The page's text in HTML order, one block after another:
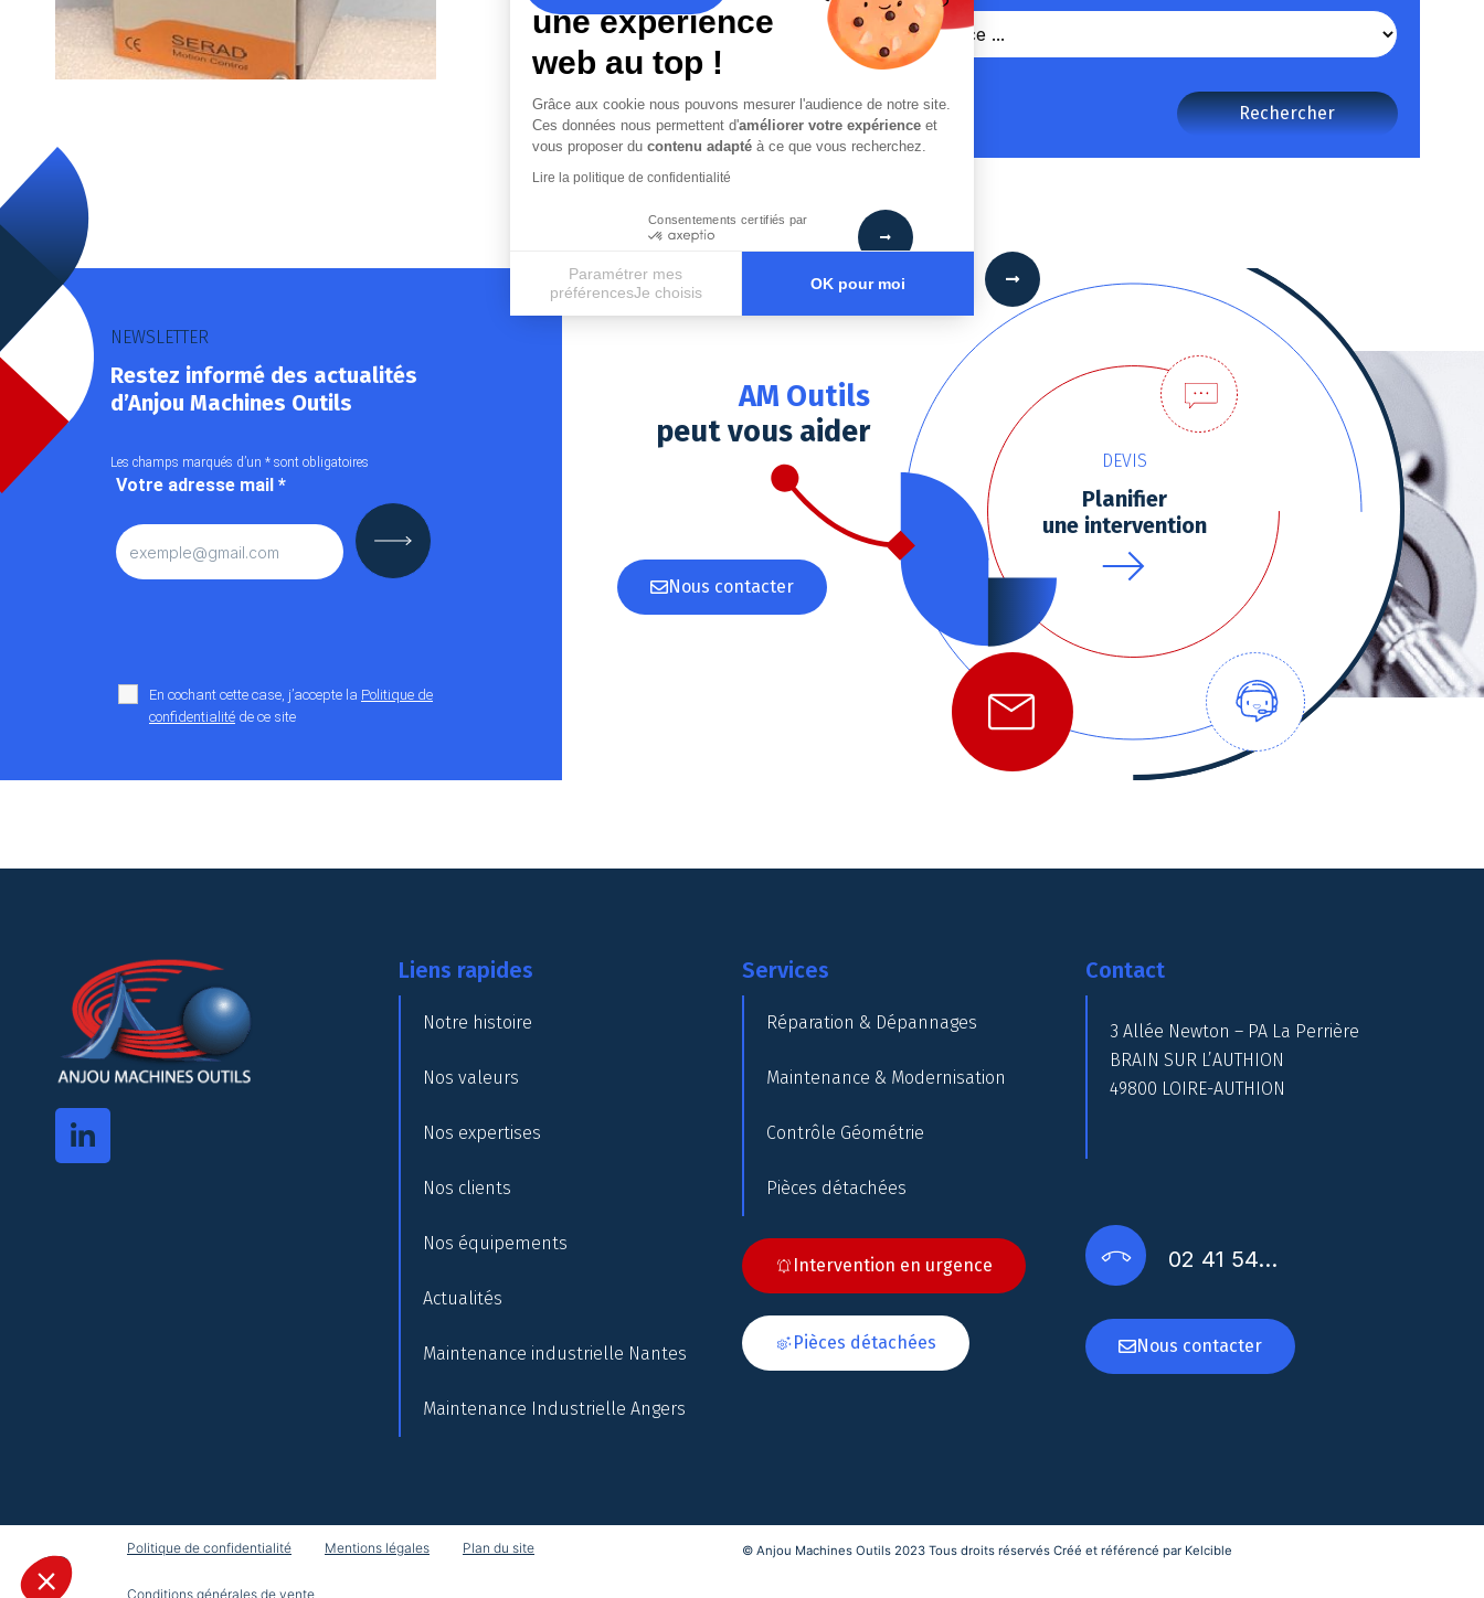
une expérience
web au top !
Grâce aux cookie nous pouvons mesurer l'audience de notre site.
Ces données nous permettent d'améliorer votre expérience et
vous proposer du contenu adapté à ce que vous recherchez.
Lire la politique de confidentialité
Consentements certifiés par
Paramétrer mes
préférencesJe choisis
OK pour moi
Plateforme de Gestion du Consentement : Personnalisez vos Options
Notre plateforme vous permet d'adapter et de gérer vos paramètres de confidentialité, en garantissant la conformité avec
Rechercher
NEWSLETTER
Restez informé des actualités
d’Anjou Machines Outils
Les champs marqués d’un * sont obligatoires
Votre adresse mail *
En cochant cette case, j’accepte la Politique de
confidentialité de ce site
AM Outils
peut vous aider
Nous contacter
DEVIS
Planifier
une intervention
Liens rapides
Notre histoire
Nos valeurs
Nos expertises
Nos clients
Nos équipements
Actualités
Maintenance industrielle Nantes
Maintenance Industrielle Angers
Services
Réparation & Dépannages
Maintenance & Modernisation
Contrôle Géométrie
Pièces détachées
Intervention en urgence
Pièces détachées
Contact
3 Allée Newton – PA La Perrière
BRAIN SUR L’AUTHION
49800 LOIRE-AUTHION
02 41 54…
Nous contacter
Politique de confidentialité Mentions légales Plan du site
Conditions générales de vente
© Anjou Machines Outils 2023 Tous droits réservés Créé et référencé par Kelcible